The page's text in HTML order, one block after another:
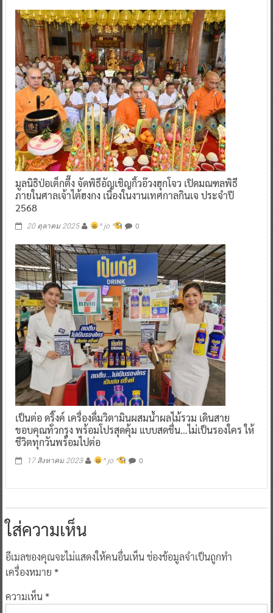
มูลนิธิป่อเต็กตึ๊ง จัดพิธีอัญเชิญกิ้วอ๊วงฮุกโจว เปิดมณฑลพิธี
ภายในศาลเจ้าไต้ฮงกง เนื่องในงานเทศกาลกินเจ ประจำปี
2568
20 ตุลาคม 2025 ^ jo ^ 0
เป็นต่อ ดริ๊งค์ เครื่องดื่มวิตามินผสมน้ำผลไม้รวม เดินสาย
ขอบคุณทั่วกรุง พร้อมโปรสุดคุ้ม แบบสดชื่น…ไม่เป็นรองใคร ให้
ชีวิตทุกวันพร้อมไปต่อ
17 สิงหาคม 2023 ^ jo ^ 0
ใส่ความเห็น
อีเมลของคุณจะไม่แสดงให้คนอื่นเห็นช่องข้อมูลจำเป็นถูกทำ
เครื่องหมาย *
ความเห็น*